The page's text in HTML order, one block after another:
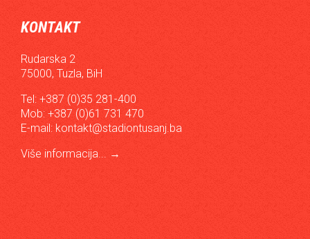
KONTAKT
Rudarska 2
75000, Tuzla, BiH
Tel: +387 (0)35 281-400
Mob: +387 (0)61 731 470
E-mail: kontakt@stadiontusanj.ba
Više informacija... →